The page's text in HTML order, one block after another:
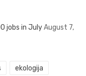
jobs in JulyAugust 7,
ekologija